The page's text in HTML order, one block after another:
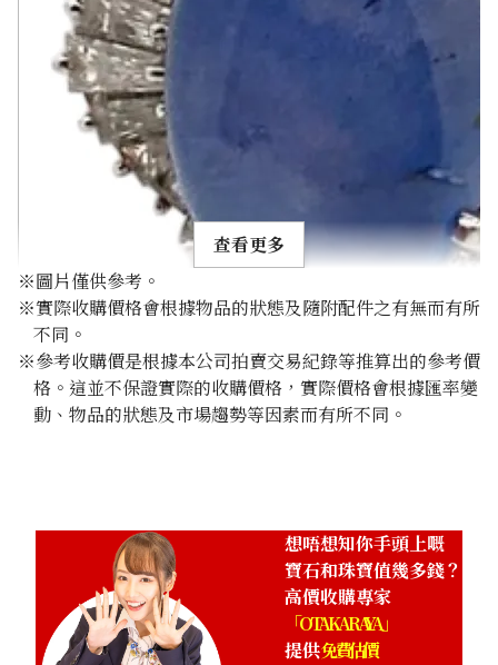
Pt･Pm900 Star Sapphire Diamond Ring 10.97ct
參考回收價
查看更多
※圖片僅供參考。
※實際收購價格會根據物品的狀態及隨附配件之有無而有所
不同。
※參考收購價是根據本公司拍賣交易紀錄等推算出的參考價
格。這並不保證實際的收購價格，實際價格會根據匯率變
動、物品的狀態及市場趨勢等因素而有所不同。
想唔想知你手頭上嘅
寶石和珠寶值幾多錢？
高價收購專家
「OTAKARAYA」
提供免費估價